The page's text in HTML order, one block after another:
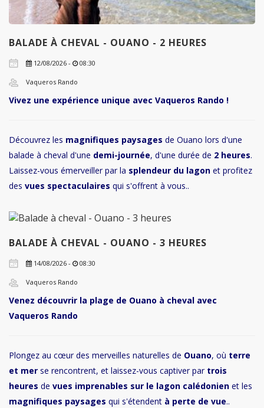
BALADE À CHEVAL - OUANO - 2 HEURES
12/08/2026 - 08:30
Vaqueros Rando
Vivez une expérience unique avec Vaqueros Rando !
Découvrez les magnifiques paysages de Ouano lors d'une
balade à cheval d'une demi-journée, d'une durée de 2 heures.
Laissez-vous émerveiller par la splendeur du lagon et profitez
des vues spectaculaires qui s'offrent à vous..
BALADE À CHEVAL - OUANO - 3 HEURES
14/08/2026 - 08:30
Vaqueros Rando
Venez découvrir la plage de Ouano à cheval avec
Vaqueros Rando
Plongez au cœur des merveilles naturelles de Ouano, où terre
et mer se rencontrent, et laissez-vous captiver partrois
heures de vues imprenables sur le lagon calédonien et les
magnifiques paysages qui s'étendent à perte de vue..